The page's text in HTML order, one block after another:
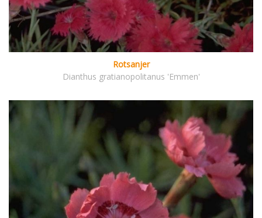
Rotsanjer
Dianthus gratianopolitanus 'Emmen'